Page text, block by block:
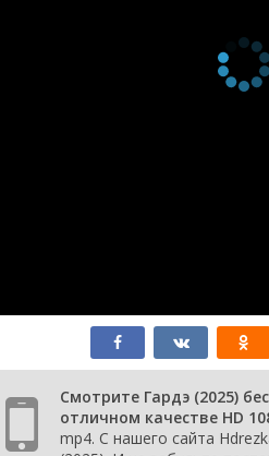
Смотрите Гардэ (2025)
отличном качестве HD
mp4. С нашего сайта